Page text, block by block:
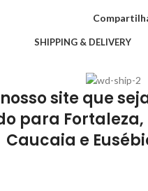
SHIPPING & DELIVERY
site que
para
Caucaia e